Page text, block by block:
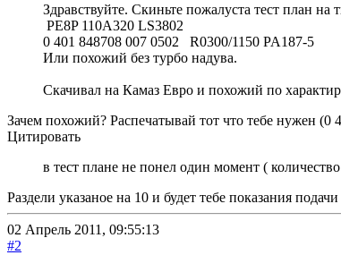
Здравствуйте. Скиньте пожалуста тест план на
PE8P 110A320 LS3802
0 401 848708 007 0502 R0300/1150 PA187-5
Или похожий без турбо надува.
Скачивал на Камаз Евро и похожий по
Зачем похожий? Распечатывай тот что тебе нужен (0
Цитировать
в тест плане не понел один момент (
Раздели указаное на 10 и будет тебе показания
02 Апрель 2011, 09:55:13
#2